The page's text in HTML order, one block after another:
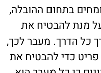
בתחום ההובלה,
מנת להבטיח את
כל הדרך. מעבר לכך,
כדי להבטיח את